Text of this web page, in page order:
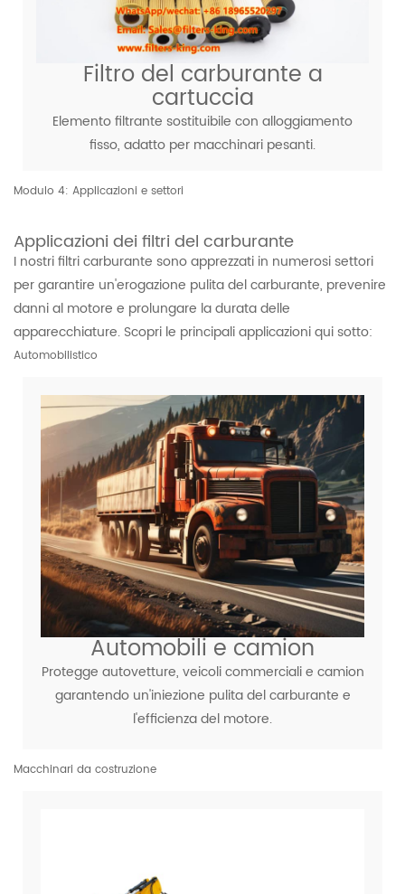
Filtro del carburante a
cartuccia
Elemento filtrante sostituibile con alloggiamento
fisso, adatto per macchinari pesanti.
Modulo 4: Applicazioni e settori
Applicazioni dei filtri del carburante
I nostri filtri carburante sono apprezzati in numerosi settori
per garantire un'erogazione pulita del carburante, prevenire
danni al motore e prolungare la durata delle
apparecchiature. Scopri le principali applicazioni qui sotto:
Automobilistico
Automobili e camion
Protegge autovetture, veicoli commerciali e camion
garantendo un'iniezione pulita del carburante e
l'efficienza del motore.
Macchinari da costruzione